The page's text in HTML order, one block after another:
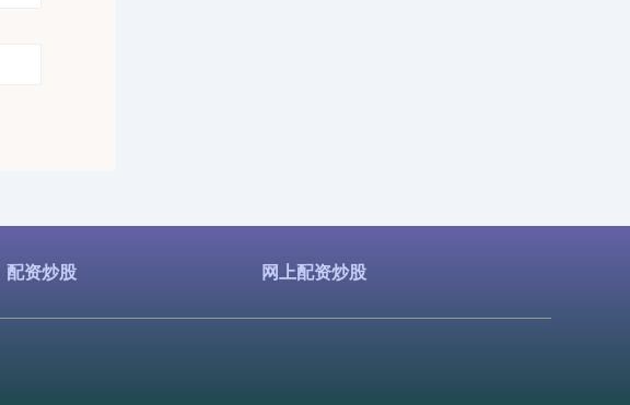
配资炒股 网上配资炒股